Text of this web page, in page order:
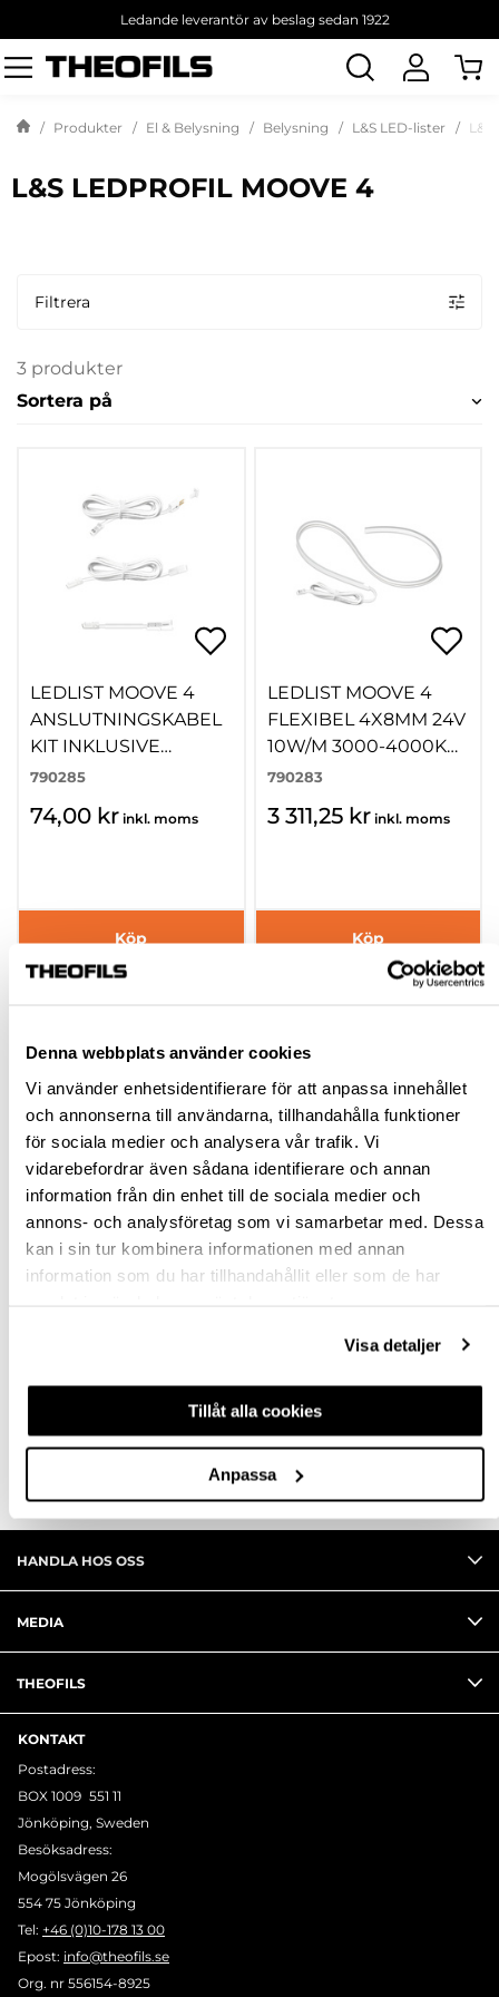
Denna webbplats använder cookies
Vi använder enhetsidentifierare för att anpassa innehållet
och annonserna till användarna, tillhandahålla funktioner
för sociala medier och analysera vår trafik. Vi
vidarebefordrar även sådana identifierare och annan
information från din enhet till de sociala medier och
annons- och analysföretag som vi samarbetar med. Dessa
kan i sin tur kombinera informationen med annan
information som du har tillhandahållit eller som de har
Visa detaljer
Tillåt alla cookies
Anpassa
Ledande leverantör av beslag sedan 1922
Sök
produkt
Produkter El & Belysning Belysning L&S LED-lister
L&S LEDPROFIL MOOVE 4
Filtrera
3 produkter
Sortera på
LEDLIST MOOVE 4
ANSLUTNINGSKABEL
KIT INKLUSIVE
ÄNDPLUGG.
790285
74,00 kr inkl. moms
Köp
LEDLIST MOOVE 4
FLEXIBEL 4X8MM 24V
10W/M 3000-4000K
20000MM
790283
3 311,25 kr inkl. moms
Köp
KABELLÄNK MELLAN
Köp
HANDLA HOS OSS
MEDIA
THEOFILS
KONTAKT
Postadress:
BOX 1009 551 11
Jönköping, Sweden
Besöksadress:
Mogölsvägen 26
554 75 Jönköping
Tel: +46 (0)10-178 13 00
Epost: info@theofils.se
Org. nr 556154-8925